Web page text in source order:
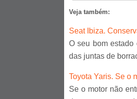
Veja também:
Seat Ibiza.
O seu bom
das juntas de
Toyota Yaris. Se o
Se o motor não